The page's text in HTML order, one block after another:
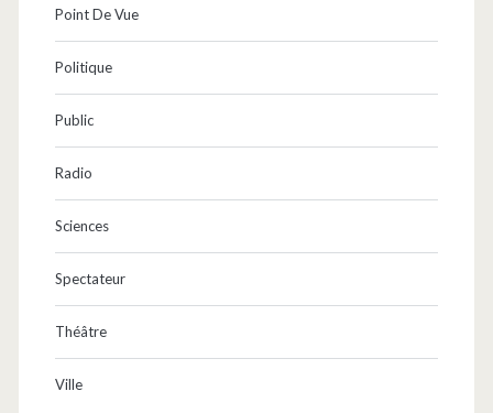
Point De Vue
Politique
Public
Radio
Sciences
Spectateur
Théâtre
Ville